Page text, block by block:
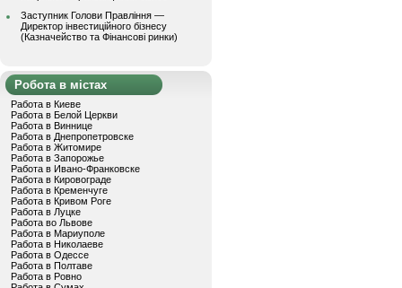
Заступник Голови Правління —
Директор інвестиційного бізнесу
(Казначейство та Фінансові ринки)
Робота в містах
Работа в Киеве
Работа в Белой Церкви
Работа в Виннице
Работа в Днепропетровске
Работа в Житомире
Работа в Запорожье
Работа в Ивано-Франковске
Работа в Кировограде
Работа в Кременчуге
Работа в Кривом Роге
Работа в Луцке
Работа во Львове
Работа в Мариуполе
Работа в Николаеве
Работа в Одессе
Работа в Полтаве
Работа в Ровно